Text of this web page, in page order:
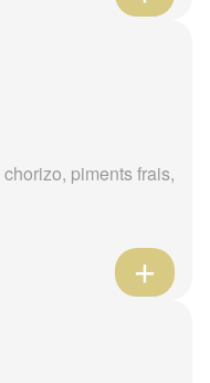
piments frais,